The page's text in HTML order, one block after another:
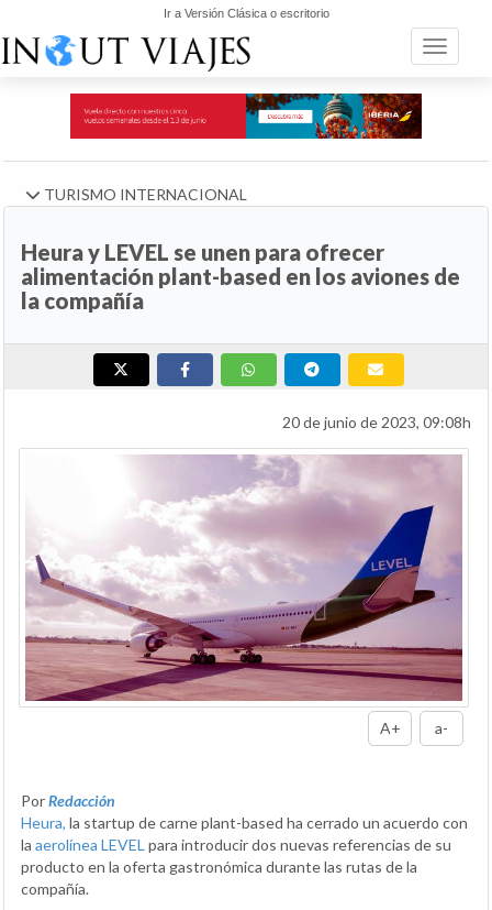
Ir a Versión Clásica o escritorio
Toggle
TURISMO INTERNACIONAL
Heura y LEVEL se unen para ofrecer
alimentación plant-based en los aviones de
la compañía
20 de junio de 2023, 09:08h
A+ a-
PorRedacción
Heura, la startup de carne plant-based ha cerrado un acuerdo con
la aerolínea LEVEL para introducir dos nuevas referencias de su
producto en la oferta gastronómica durante las rutas de la
compañía.